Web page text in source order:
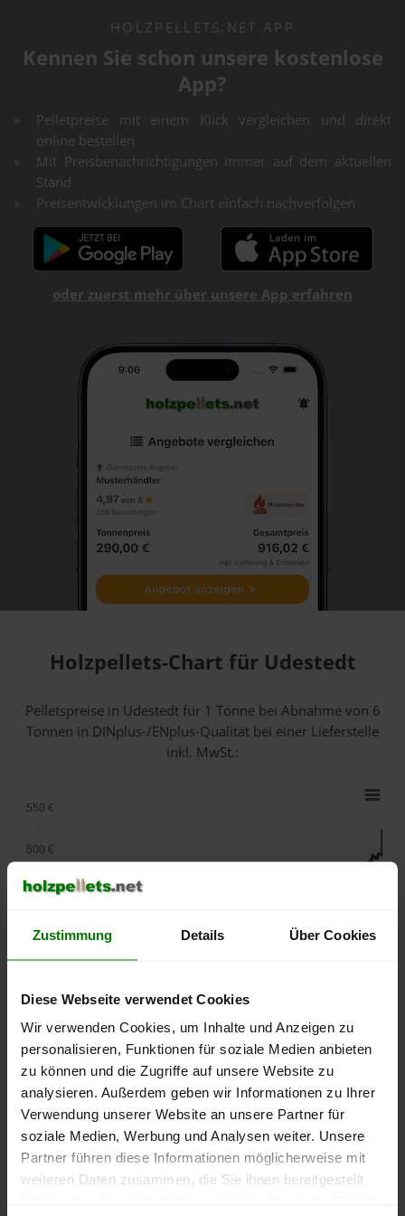
Zustimmung Details Über Cookies
Diese Webseite verwendet Cookies
Wir verwenden Cookies, um Inhalte und Anzeigen zu
personalisieren, Funktionen für soziale Medien anbieten
zu können und die Zugriffe auf unsere Website zu
analysieren. Außerdem geben wir Informationen zu Ihrer
Verwendung unserer Website an unsere Partner für
soziale Medien, Werbung und Analysen weiter. Unsere
Partner führen diese Informationen möglicherweise mit
weiteren Daten zusammen, die Sie ihnen bereitgestellt
HOLZPELLETS.NET APP
Kennen Sie schon unsere kostenlose
App?
Pelletpreise mit einem Klick vergleichen und direkt
online bestellen
Mit Preisbenachrichtigungen immer auf dem aktuellen
Stand
Preisentwicklungen im Chart einfach nachverfolgen
oder zuerst mehr über unsere App erfahren
Holzpellets-Chart für Udestedt
Pelletspreise in Udestedt für 1 Tonne bei Abnahmevon 6
Tonnen in DINplus-/ENplus-Qualität bei einer Lieferstelle
inkl. MwSt.:
lose Ware Sackware
September
Januar
Mai
250 €
400 €
450 €
500 €
550 €
Die aktuelle Preisentwicklung für Holzpellets in Deutschland
können Sie jederzeit auf unsererPelletspreise-Seite
nachvollziehen.